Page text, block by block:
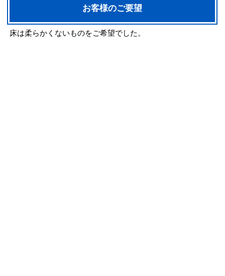
お客様のご要望
床は柔らかくないものをご希望でした。